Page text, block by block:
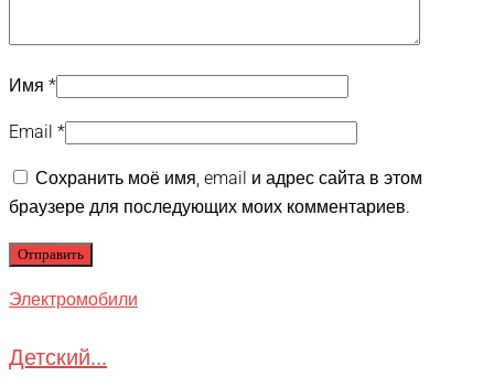
Имя *
Email *
Сохранить моё имя, email и адрес сайта в этом
браузере для последующих моих комментариев.
Электромобили
Детский...